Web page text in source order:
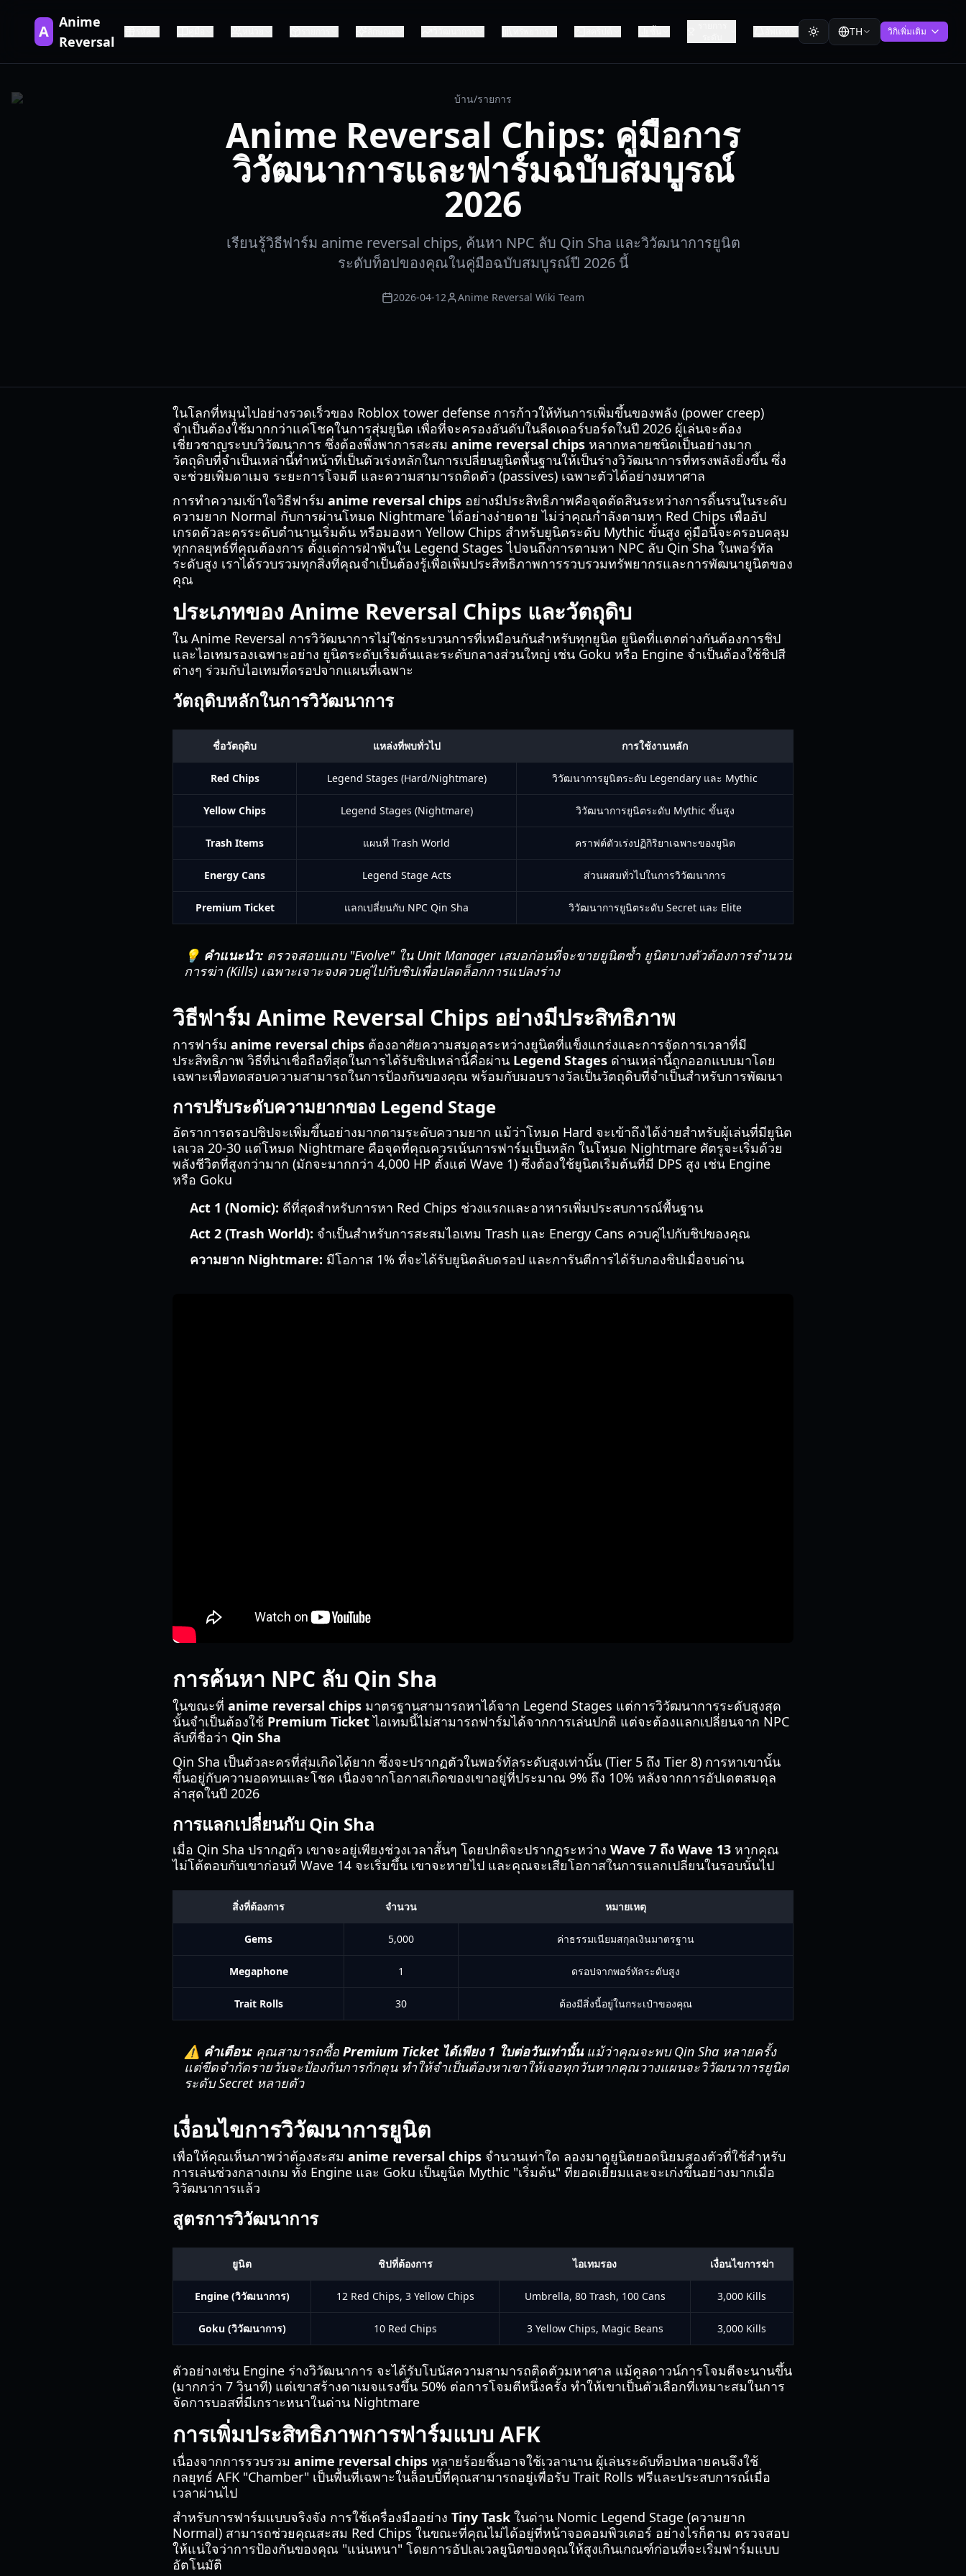
A Anime
Reversal
TH วิกิเพิ่มเติม
บ้าน/รายการ
Anime Reversal Chips: คู่มือการ
วิวัฒนาการและฟาร์มฉบับสมบูรณ์
2026
เรียนรู้วิธีฟาร์ม anime reversal chips, ค้นหา NPC ลับ Qin Sha และวิวัฒนาการยูนิต
ระดับท็อปของคุณในคู่มือฉบับสมบูรณ์ปี 2026 นี้
2026-04-12 Anime Reversal Wiki Team
ในโลกที่หมุนไปอย่างรวดเร็วของ Roblox tower defense การก้าวให้ทันการเพิ่มขึ้นของพลัง (power creep)
จำเป็นต้องใช้มากกว่าแค่โชคในการสุ่มยูนิต เพื่อที่จะครองอันดับในลีดเดอร์บอร์ดในปี 2026 ผู้เล่นจะต้อง
เชี่ยวชาญระบบวิวัฒนาการ ซึ่งต้องพึ่งพาการสะสม anime reversal chips หลากหลายชนิดเป็นอย่างมาก
วัตถุดิบที่จำเป็นเหล่านี้ทำหน้าที่เป็นตัวเร่งหลักในการเปลี่ยนยูนิตพื้นฐานให้เป็นร่างวิวัฒนาการที่ทรงพลังยิ่งขึ้น ซึ่ง
จะช่วยเพิ่มดาเมจ ระยะการโจมตี และความสามารถติดตัว (passives) เฉพาะตัวได้อย่างมหาศาล
การทำความเข้าใจวิธีฟาร์ม anime reversal chips อย่างมีประสิทธิภาพคือจุดตัดสินระหว่างการดิ้นรนในระดับ
ความยาก Normal กับการผ่านโหมด Nightmare ได้อย่างง่ายดาย ไม่ว่าคุณกำลังตามหา Red Chips เพื่ออัป
เกรดตัวละครระดับตำนานเริ่มต้น หรือมองหา Yellow Chips สำหรับยูนิตระดับ Mythic ขั้นสูง คู่มือนี้จะครอบคลุม
ทุกกลยุทธ์ที่คุณต้องการ ตั้งแต่การฝ่าฟันใน Legend Stages ไปจนถึงการตามหา NPC ลับ Qin Sha ในพอร์ทัล
ระดับสูง เราได้รวบรวมทุกสิ่งที่คุณจำเป็นต้องรู้เพื่อเพิ่มประสิทธิภาพการรวบรวมทรัพยากรและการพัฒนายูนิตของ
คุณ
ประเภทของ Anime Reversal Chips และวัตถุดิบ
ใน Anime Reversal การวิวัฒนาการไม่ใช่กระบวนการที่เหมือนกันสำหรับทุกยูนิต ยูนิตที่แตกต่างกันต้องการชิป
และไอเทมรองเฉพาะอย่าง ยูนิตระดับเริ่มต้นและระดับกลางส่วนใหญ่ เช่น Goku หรือ Engine จำเป็นต้องใช้ชิปสี
ต่างๆ ร่วมกับไอเทมที่ดรอปจากแผนที่เฉพาะ
วัตถุดิบหลักในการวิวัฒนาการ
ชื่อวัตถุดิบ แหล่งที่พบทั่วไป การใช้งานหลัก
Red Chips Legend Stages (Hard/Nightmare) วิวัฒนาการยูนิตระดับ Legendary และ Mythic
Yellow Chips Legend Stages (Nightmare) วิวัฒนาการยูนิตระดับ Mythic ขั้นสูง
Trash Items แผนที่ Trash World คราฟต์ตัวเร่งปฏิกิริยาเฉพาะของยูนิต
Energy Cans Legend Stage Acts ส่วนผสมทั่วไปในการวิวัฒนาการ
Premium Ticket แลกเปลี่ยนกับ NPC Qin Sha วิวัฒนาการยูนิตระดับ Secret และ Elite
💡 คำแนะนำ: ตรวจสอบแถบ "Evolve" ใน Unit Manager เสมอก่อนที่จะขายยูนิตซ้ำ ยูนิตบางตัวต้องการจำนวน
การฆ่า (Kills) เฉพาะเจาะจงควบคู่ไปกับชิปเพื่อปลดล็อกการแปลงร่าง
วิธีฟาร์ม Anime Reversal Chips อย่างมีประสิทธิภาพ
การฟาร์ม anime reversal chips ต้องอาศัยความสมดุลระหว่างยูนิตที่แข็งแกร่งและการจัดการเวลาที่มี
ประสิทธิภาพ วิธีที่น่าเชื่อถือที่สุดในการได้รับชิปเหล่านี้คือผ่าน Legend Stages ด่านเหล่านี้ถูกออกแบบมาโดย
เฉพาะเพื่อทดสอบความสามารถในการป้องกันของคุณ พร้อมกับมอบรางวัลเป็นวัตถุดิบที่จำเป็นสำหรับการพัฒนา
การปรับระดับความยากของ Legend Stage
อัตราการดรอปชิปจะเพิ่มขึ้นอย่างมากตามระดับความยาก แม้ว่าโหมด Hard จะเข้าถึงได้ง่ายสำหรับผู้เล่นที่มียูนิต
เลเวล 20-30 แต่โหมด Nightmare คือจุดที่คุณควรเน้นการฟาร์มเป็นหลัก ในโหมด Nightmare ศัตรูจะเริ่มด้วย
พลังชีวิตที่สูงกว่ามาก (มักจะมากกว่า 4,000 HP ตั้งแต่ Wave 1) ซึ่งต้องใช้ยูนิตเริ่มต้นที่มี DPS สูง เช่น Engine
หรือ Goku
Act 1 (Nomic): ดีที่สุดสำหรับการหา Red Chips ช่วงแรกและอาหารเพิ่มประสบการณ์พื้นฐาน
Act 2 (Trash World): จำเป็นสำหรับการสะสมไอเทม Trash และ Energy Cans ควบคู่ไปกับชิปของคุณ
ความยาก Nightmare: มีโอกาส 1% ที่จะได้รับยูนิตลับดรอป และการันตีการได้รับกองชิปเมื่อจบด่าน
การค้นหา NPC ลับ Qin Sha
ในขณะที่ anime reversal chips มาตรฐานสามารถหาได้จาก Legend Stages แต่การวิวัฒนาการระดับสูงสุด
นั้นจำเป็นต้องใช้ Premium Ticketไอเทมนี้ไม่สามารถฟาร์มได้จากการเล่นปกติ แต่จะต้องแลกเปลี่ยนจาก NPC
ลับที่ชื่อว่า Qin Sha
Qin Sha เป็นตัวละครที่สุ่มเกิดได้ยาก ซึ่งจะปรากฏตัวในพอร์ทัลระดับสูงเท่านั้น (Tier 5 ถึง Tier 8) การหาเขานั้น
ขึ้นอยู่กับความอดทนและโชค เนื่องจากโอกาสเกิดของเขาอยู่ที่ประมาณ 9% ถึง 10% หลังจากการอัปเดตสมดุล
ล่าสุดในปี 2026
การแลกเปลี่ยนกับ Qin Sha
เมื่อ Qin Sha ปรากฏตัว เขาจะอยู่เพียงช่วงเวลาสั้นๆ โดยปกติจะปรากฏระหว่าง Wave 7 ถึง Wave 13 หากคุณ
ไม่โต้ตอบกับเขาก่อนที่ Wave 14 จะเริ่มขึ้น เขาจะหายไป และคุณจะเสียโอกาสในการแลกเปลี่ยนในรอบนั้นไป
สิ่งที่ต้องการ จำนวน หมายเหตุ
Gems 5,000 ค่าธรรมเนียมสกุลเงินมาตรฐาน
Megaphone 1 ดรอปจากพอร์ทัลระดับสูง
Trait Rolls 30 ต้องมีสิ่งนี้อยู่ในกระเป๋าของคุณ
⚠️ คำเตือน: คุณสามารถซื้อ Premium Ticket ได้เพียง 1 ใบต่อวันเท่านั้นแม้ว่าคุณจะพบ Qin Sha หลายครั้ง
แต่ขีดจำกัดรายวันจะป้องกันการกักตุน ทำให้จำเป็นต้องหาเขาให้เจอทุกวันหากคุณวางแผนจะวิวัฒนาการยูนิต
ระดับ Secret หลายตัว
เงื่อนไขการวิวัฒนาการยูนิต
เพื่อให้คุณเห็นภาพว่าต้องสะสม anime reversal chips จำนวนเท่าใด ลองมาดูยูนิตยอดนิยมสองตัวที่ใช้สำหรับ
การเล่นช่วงกลางเกม ทั้ง Engine และ Goku เป็นยูนิต Mythic "เริ่มต้น" ที่ยอดเยี่ยมและจะเก่งขึ้นอย่างมากเมื่อ
วิวัฒนาการแล้ว
สูตรการวิวัฒนาการ
ยูนิต ชิปที่ต้องการ ไอเทมรอง เงื่อนไขการฆ่า
Engine (วิวัฒนาการ) 12 Red Chips, 3 Yellow Chips Umbrella, 80 Trash, 100 Cans 3,000 Kills
Goku (วิวัฒนาการ) 10 Red Chips 3 Yellow Chips, Magic Beans 3,000 Kills
ตัวอย่างเช่น Engine ร่างวิวัฒนาการ จะได้รับโบนัสความสามารถติดตัวมหาศาล แม้คูลดาวน์การโจมตีจะนานขึ้น
(มากกว่า 7 วินาที) แต่เขาสร้างดาเมจแรงขึ้น 50% ต่อการโจมตีหนึ่งครั้ง ทำให้เขาเป็นตัวเลือกที่เหมาะสมในการ
จัดการบอสที่มีเกราะหนาในด่าน Nightmare
การเพิ่มประสิทธิภาพการฟาร์มแบบ AFK
เนื่องจากการรวบรวม anime reversal chips หลายร้อยชิ้นอาจใช้เวลานาน ผู้เล่นระดับท็อปหลายคนจึงใช้
กลยุทธ์ AFK "Chamber" เป็นพื้นที่เฉพาะในล็อบบี้ที่คุณสามารถอยู่เพื่อรับ Trait Rolls ฟรีและประสบการณ์เมื่อ
เวลาผ่านไป
สำหรับการฟาร์มแบบจริงจัง การใช้เครื่องมืออย่าง Tiny Task ในด่าน Nomic Legend Stage (ความยาก
Normal) สามารถช่วยคุณสะสม Red Chips ในขณะที่คุณไม่ได้อยู่ที่หน้าจอคอมพิวเตอร์ อย่างไรก็ตาม ตรวจสอบ
ให้แน่ใจว่าการป้องกันของคุณ "แน่นหนา" โดยการอัปเลเวลยูนิตของคุณให้สูงเกินเกณฑ์ก่อนที่จะเริ่มฟาร์มแบบ
อัตโนมัติ